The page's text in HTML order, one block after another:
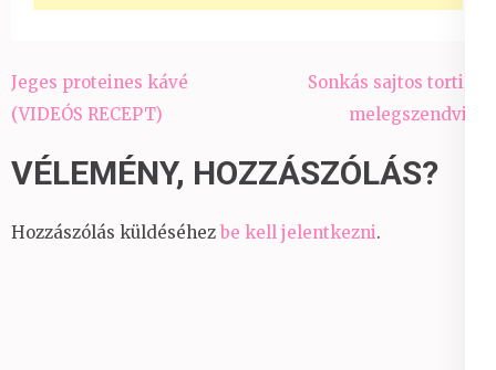
Bejegyzés
navigáció
Jeges proteines kávé
(VIDEÓS RECEPT)
Sonkás sajtos tortilla
melegszendvics
VÉLEMÉNY, HOZZÁSZÓLÁS?
Hozzászólás küldéséhez be kell jelentkezni.